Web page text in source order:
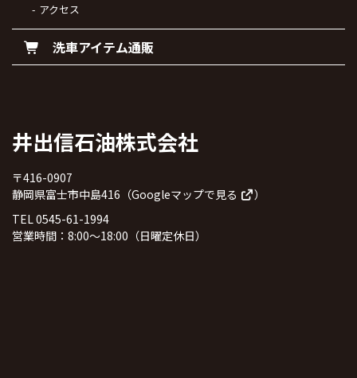
アクセス
洗車アイテム通販
井出信石油株式会社
〒416-0907
静岡県富士市中島416（Googleマップで見る
）
TEL 0545-61-1994
営業時間：8:00～18:00（日曜定休日）